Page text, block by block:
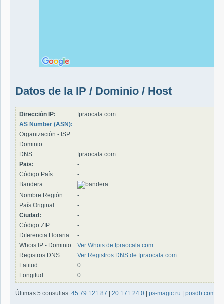
Datos de la IP / Dominio / Host
Dirección IP:
fpraocala.com
AS Number (ASN):
Organización - ISP:
Dominio:
DNS:
fpraocala.com
Pais:
-
Código País:
-
Bandera:
Nombre Región:
-
País Original:
-
Ciudad:
-
Código ZIP:
-
Diferencia Horaria:
-
Whois IP - Dominio:
Ver Whois de fpraocala.com
Registros DNS:
Ver Registros DNS de fpraocala.com
Latitud:
0
Longitud:
0
Últimas 5 consultas: 45.79.121.87 20.171.24.0 ps-magic.ru posdb.com